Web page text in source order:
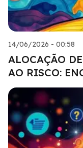
14/06/2026 - 00:58
ALOCAÇÃO
AO RISCO: